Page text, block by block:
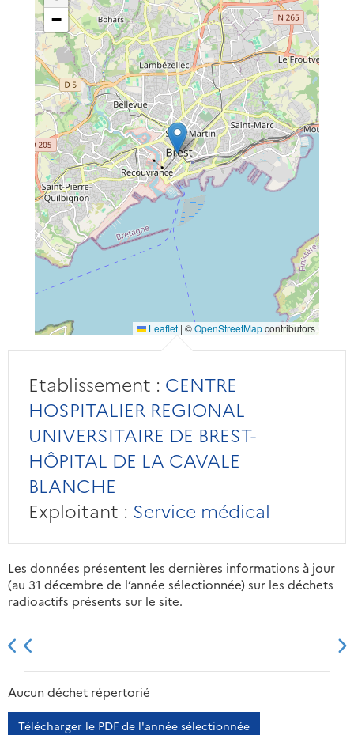
−
Leaflet | ©OpenStreetMapcontributors
Etablissement : CENTRE
HOSPITALIER REGIONAL
UNIVERSITAIRE DE BREST-
HÔPITAL DE LA CAVALE
BLANCHE
Exploitant : Service médical
Les données présentent les dernières informations à jour
(au 31 décembre de l’année sélectionnée) sur les déchets
radioactifs présents sur le site.
2013 2014
Aucun déchet répertorié
Télécharger le PDF de l'année sélectionnée